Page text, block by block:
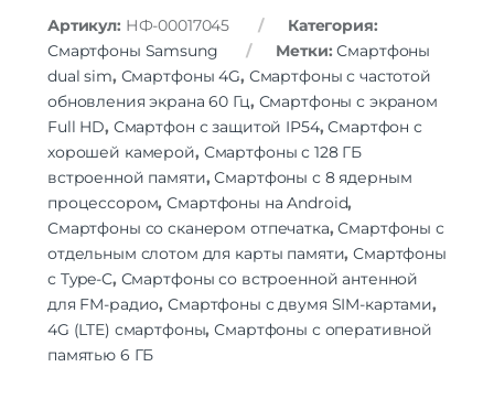
Навигация
BeiDou | GALILEO | GPS | QZSS |
Комплектация
Комплект поставки
Документация | Кабель USB |
смартфон
Дополнительно
Оперативная Память
Артикул: НФ-00017045
Категория:
Смартфоны Samsung
Метки:Смартфоны
dual sim, Смартфоны 4G, Смартфоны с частотой
обновления экрана 60 Гц, Смартфоны с экраном
Full HD, Смартфон с защитой IP54,Смартфон с
хорошей камерой, Смартфоны с 128 ГБ
встроенной памяти,Смартфоны с 8 ядерным
процессором,Смартфоны на Android,
Смартфоны со сканером отпечатка,Смартфоны с
отдельным слотом для карты памяти,Смартфоны
с Type-C, Смартфоны со встроенной антенной
для FM-радио,Смартфоны с двумя SIM-картами,
4G (LTE) смартфоны,Смартфоны с оперативной
памятью 6 ГБ